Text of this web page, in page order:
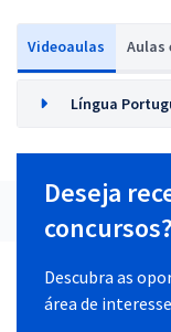
Videoaulas Aulas
Língua
Deseja
concursos?
Descubra as
área de